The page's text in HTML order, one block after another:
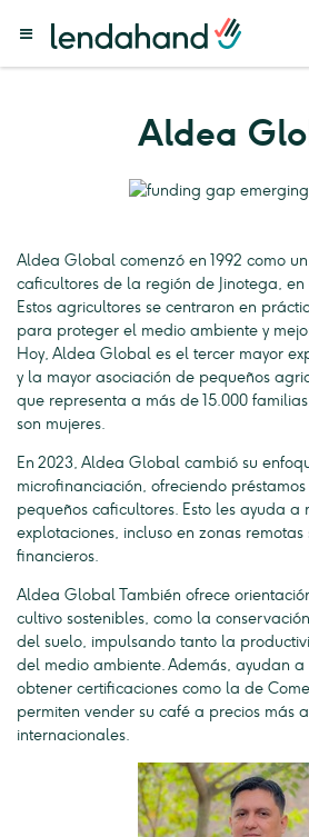
Aldea
Aldea Global comenzó en 1992 como
caficultores de la región de Jinotega,
Estos agricultores se centraron en
para proteger el medio ambiente y
Hoy, Aldea Global es el tercer mayor
y la mayor asociación de pequeños
que representa a más de 15.000
son mujeres.
En 2023, Aldea Global cambió su
microfinanciación, ofreciendo
pequeños caficultores. Esto les ayuda a
explotaciones, incluso en zonas remotas
financieros.
Aldea Global También ofrece
cultivo sostenibles, como la
del suelo, impulsando tanto la
del medio ambiente. Además, ayudan
obtener certificaciones como la de
permiten vender su café a precios más
internacionales.